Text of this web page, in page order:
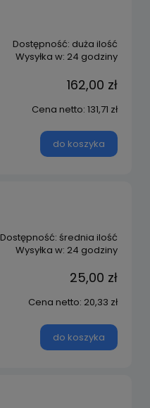
Dostępność: duża ilość
Wysyłka w: 24 godziny
162,00 zł
Cena netto: 131,71 zł
do koszyka
Dostępność: średnia ilość
Wysyłka w: 24 godziny
25,00 zł
Cena netto: 20,33 zł
do koszyka